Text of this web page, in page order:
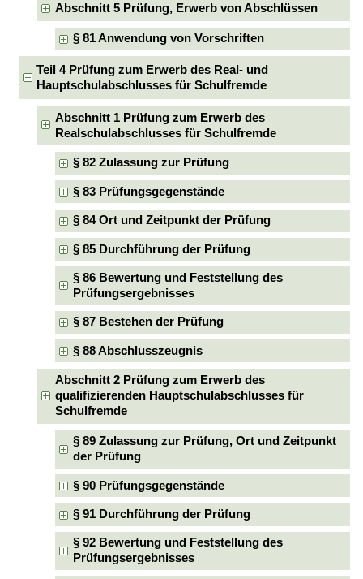
Abschnitt 5 Prüfung, Erwerb von Abschlüssen
§ 81 Anwendung von Vorschriften
Teil 4 Prüfung zum Erwerb des Real- und
Hauptschulabschlusses für Schulfremde
Abschnitt 1 Prüfung zum Erwerb des
Realschulabschlusses für Schulfremde
§ 82 Zulassung zur Prüfung
§ 83 Prüfungsgegenstände
§ 84 Ort und Zeitpunkt der Prüfung
§ 85 Durchführung der Prüfung
§ 86 Bewertung und Feststellung des
Prüfungsergebnisses
§ 87 Bestehen der Prüfung
§ 88 Abschlusszeugnis
Abschnitt 2 Prüfung zum Erwerb des
qualifizierenden Hauptschulabschlusses für
Schulfremde
§ 89 Zulassung zur Prüfung, Ort und Zeitpunkt
der Prüfung
§ 90 Prüfungsgegenstände
§ 91 Durchführung der Prüfung
§ 92 Bewertung und Feststellung des
Prüfungsergebnisses